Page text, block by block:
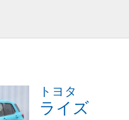
トヨタ
ライズ